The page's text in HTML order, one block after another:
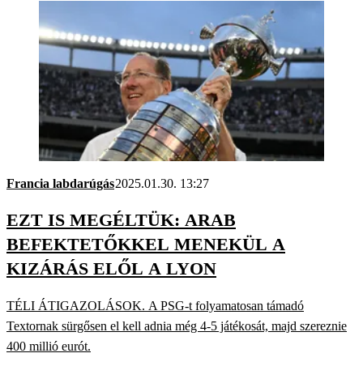
Francia labdarúgás2025.01.30. 13:27
EZT IS MEGÉLTÜK: ARAB
BEFEKTETŐKKEL MENEKÜL A
KIZÁRÁS ELŐL A LYON
TÉLI ÁTIGAZOLÁSOK. A PSG-t folyamatosan támadó
Textornak sürgősen el kell adnia még 4-5 játékosát, majd szereznie
400 millió eurót.